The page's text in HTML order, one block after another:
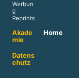
Werbun
g
Reprints
Akade
mie
Home
Datens
chutz